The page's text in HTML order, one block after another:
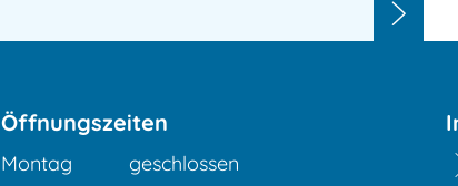
Öffnungszeiten
Montag
geschlossen